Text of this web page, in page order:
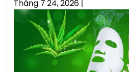
Posted
on
Tháng 7 24, 2026 |